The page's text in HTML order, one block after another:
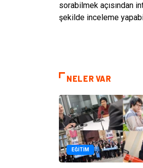
sorabilmek açısından
şekilde inceleme
NELER VAR
EĞITIM